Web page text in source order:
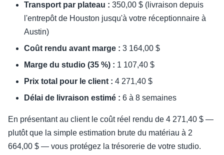
Transport par plateau : 350,00 $ (livraison depuis
l'entrepôt de Houston jusqu'à votre réceptionnaire à
Austin)
Coût rendu avant marge : 3 164,00 $
Marge du studio (35 %) : 1 107,40 $
Prix total pour le client : 4 271,40 $
Délai de livraison estimé : 6 à 8 semaines
En présentant au client le coût réel rendu de 4 271,40 $ —
plutôt que la simple estimation brute du matériau à 2
664,00 $ — vous protégez la trésorerie de votre studio.